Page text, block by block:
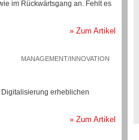
im Rückwärtsgang an. Fehlt es
» Zum Artikel
MANAGEMENT/INNOVATION
erheblichen
» Zum Artikel